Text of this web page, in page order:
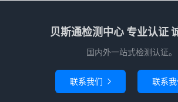
贝斯通检测中心 专业认证
国内外一站式检测认证。
联系我们  联系我